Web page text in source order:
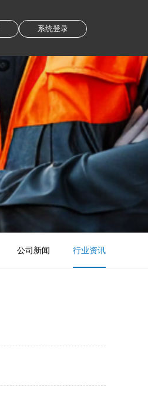
系统登录
公司新闻 行业资讯